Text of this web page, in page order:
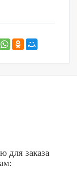
для заказа